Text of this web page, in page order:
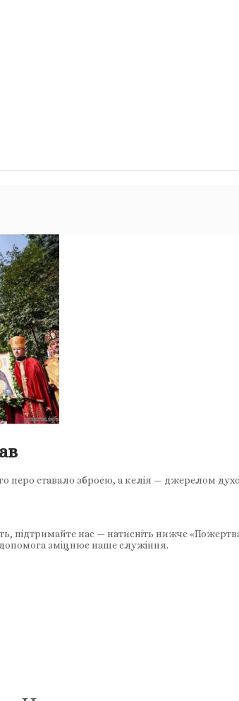
перо ставало зброєю, а келія — джерелом
підтримайте нас — натисніть нижче
зміцнює наше служіння.